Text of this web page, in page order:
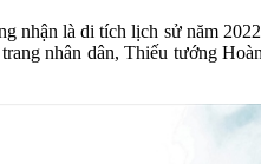
nhận là di tích lịch sử năm
nhân dân, Thiếu tướng